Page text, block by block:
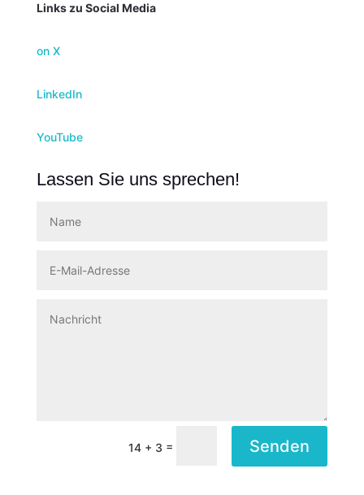
Links zu Social Media
on X
LinkedIn
YouTube
Lassen Sie uns sprechen!
14 + 3 = Senden